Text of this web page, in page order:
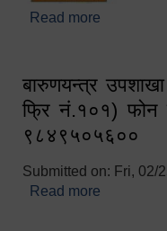
Read more
बारुणयन्त्र
फ्रि नं.१०१)
९८४९५०५६००
Submitted on: Fri, 02/
Read more